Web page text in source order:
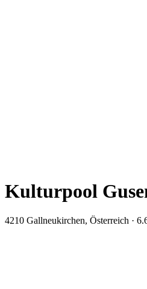
Kulturpool
4210 Gallneukirchen, Österreich ·